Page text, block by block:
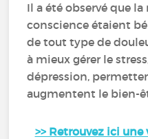
Il a été observé que
conscience étaient
de tout type de
à mieux gérer le
dépression,
augmentent le bien-
>> Retrouvez ici